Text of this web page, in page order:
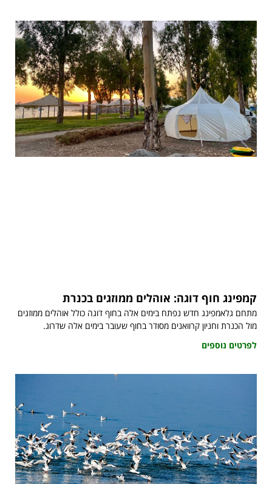
קמפינג חוף דוגה: אוהלים ממוזגים בכנרת
מתחם גלאמפינג חדש נפתח בימים אלה בחוף דוגה כולל אוהלים ממוזגים
מול הכנרת וחניון קרוואנים מסודר בחוף שעובר בימים אלה שדרוג.
לפרטים נוספים